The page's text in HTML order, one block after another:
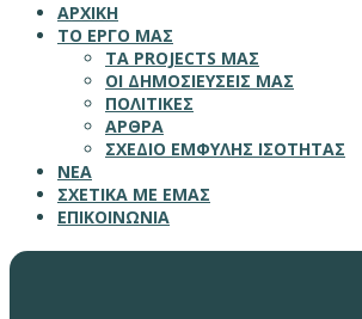
ΑΡΧΙΚΗ
ΤΟ ΕΡΓΟ ΜΑΣ
ΤΑ PROJECTS ΜΑΣ
ΟΙ ΔΗΜΟΣΙΕΥΣΕΙΣ ΜΑΣ
ΠΟΛΙΤΙΚΕΣ
ΑΡΘΡΑ
ΣΧΕΔΙΟ ΕΜΦΥΛΗΣ ΙΣΟΤΗΤΑΣ
ΝΕΑ
ΣΧΕΤΙΚΑ ΜΕ ΕΜΑΣ
ΕΠΙΚΟΙΝΩΝΙΑ